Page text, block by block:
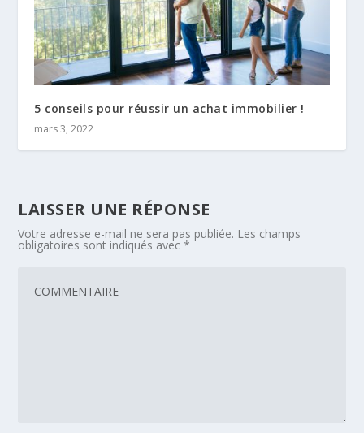
5 conseils pour réussir un achat immobilier !
mars 3, 2022
LAISSER UNE RÉPONSE
Votre adresse e-mail ne sera pas publiée. Les champs
obligatoires sont indiqués avec*